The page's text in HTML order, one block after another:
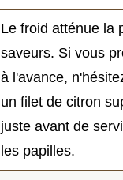
Le froid atténue la
saveurs. Si vous
à l'avance,
un filet de citron
juste avant de
les papilles.